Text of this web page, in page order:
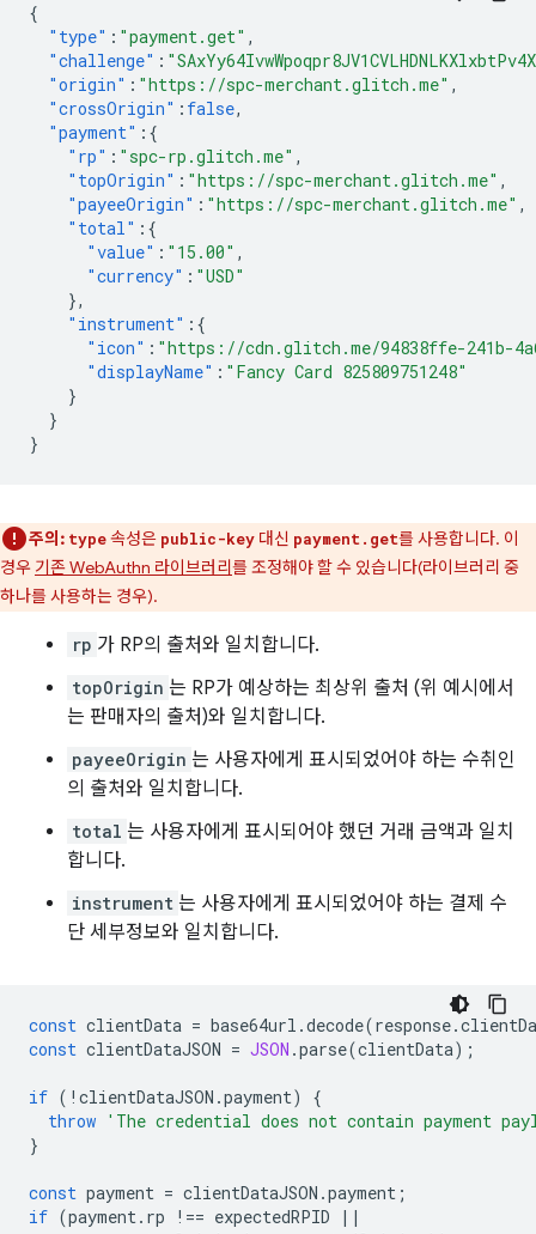
{
"type" : "payment.get" ,
"challenge" :
"origin" : "https://spc-merchant.glitch.me" ,
"crossOrigin" : false,
"payment" :{
"rp" : "spc-rp.glitch.me" ,
"topOrigin" : "https://spc-merchant.glitch.me" ,
"payeeOrigin" : "https://spc-merchant.glitch.me" ,
"total" :{
"value" : "15.00" ,
"currency" : "USD"
},
"instrument" :{
"icon" : "https://cdn.glitch.me/94838ffe-241b-
"displayName" : "Fancy Card 825809751248"
}
}
}
주의: type속성은 public-key 대신 payment.get를 사용합니다. 이
경우 기존 WebAuthn 라이브러리 를 조정해야 할 수 있습니다(라이브러리 중
하나를 사용하는 경우).
rp 가 RP의 출처와 일치합니다.
topOrigin 는 RP가 예상하는 최상위 출처 (위 예시에서
는 판매자의 출처)와 일치합니다.
payeeOrigin 는 사용자에게 표시되었어야 하는 수취인
의 출처와 일치합니다.
total 는 사용자에게 표시되어야 했던 거래 금액과 일치
합니다.
instrument 는 사용자에게 표시되었어야 하는 결제 수
단 세부정보와 일치합니다.
const clientData = base64url .decode(response.
const clientDataJSON = JSON .parse(clientData);
if ( ! clientDataJSON .payment)
{
throw 'The credential does not contain payment
}
const payment = clientDataJSON .payment ;
if (payment. rp !== expectedRPID
||